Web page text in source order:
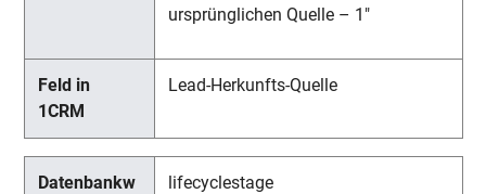
ursprünglichen Quelle – 1"
Lead-Herkunfts-Quelle
lifecyclestage